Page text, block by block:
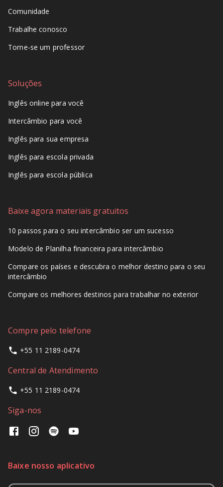
Comunidade
Trabalhe conosco
Torne-se um professor
Soluções
Inglês online para você
Intercâmbio para você
Inglês para sua empresa
Inglês para escola privada
Inglês para escola pública
Baixe agora materiais gratuitos
10 passos para o seu intercâmbio ser um sucesso
Modelo de Planilha financeira para intercâmbio
Compare os países e descubra o melhor destino para o seu
intercâmbio
Compare os melhores destinos para trabalhar no exterior
Compre pelo telefone
+55 11 2189-0474
Central de Atendimento
+55 11 2189-0474
Siga-nos
Baixe nosso aplicativo